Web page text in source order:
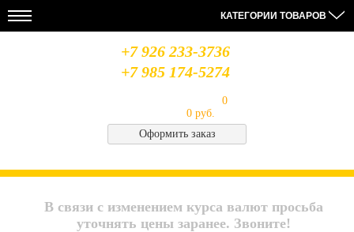
КАТЕГОРИИ ТОВАРОВ
+7 926 233-3736
+7 985 174-5274
0
0 руб.
Оформить заказ
НОВОСТИ
28.08.19
14.08.19
06.08.19
СОЦСЕТЯХВ связи с изменением курса валют просьба
уточнять цены заранее. Звоните!